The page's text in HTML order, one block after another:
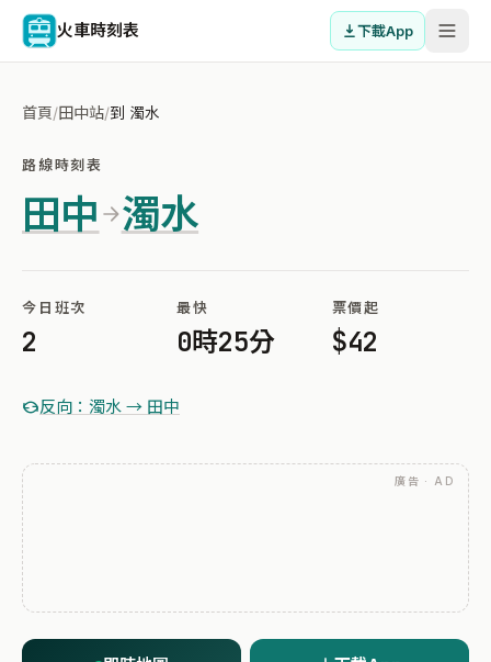
火車時刻表 下載App
首頁/田中站/到 濁水
路線時刻表
田中 濁水
今日班次
2
最快
0時25分
票價起
$42
反向：濁水 → 田中
廣告 · AD